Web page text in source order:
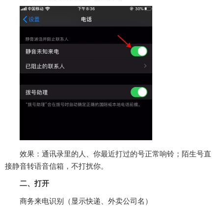
效果：通讯录里的人、你最近打过的号正常响铃；陌生号直
接静音转语音信箱，不打扰你。
二、打开
商务来电识别（显示快递、外卖公司名）